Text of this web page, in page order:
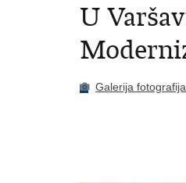
U
Galerija fotografija